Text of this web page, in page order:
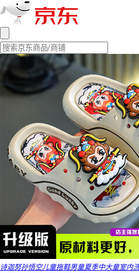
诗迦努孙悟空儿童拖鞋男童夏季中大童室内